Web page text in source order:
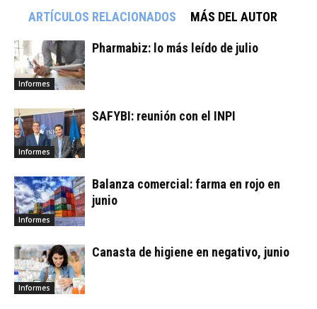
ARTÍCULOS RELACIONADOS MÁS DEL AUTOR
Informes
Pharmabiz: lo más leído de julio
Informes
SAFYBI: reunión con el INPI
Informes
Balanza comercial: farma en rojo en
junio
Informes
Canasta de higiene en negativo, junio